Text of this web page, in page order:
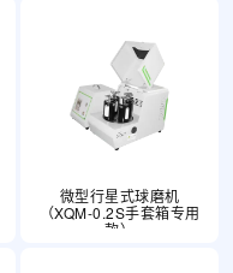
微型行星式球磨机
（XQM-0.2S手套箱专用
款）